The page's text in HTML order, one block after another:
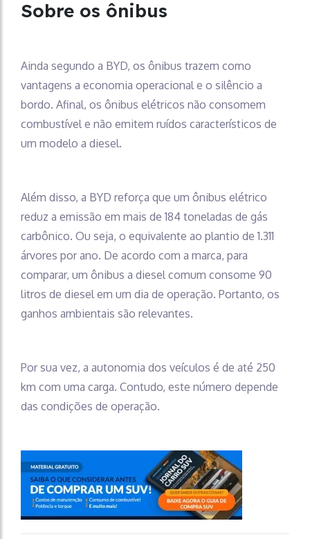
Sobre os ônibus
Ainda segundo a BYD, os ônibus trazem como
vantagens a economia operacional e o silêncio a
bordo. Afinal, os ônibus elétricos não consomem
combustível e não emitem ruídos característicos de
um modelo a diesel.
Além disso, a BYD reforça que um ônibus elétrico
reduz a emissão em mais de 184 toneladas de gás
carbônico. Ou seja, o equivalente ao plantio de 1.311
árvores por ano. De acordo com a marca, para
comparar, um ônibus a diesel comum consome 90
litros de diesel em um dia de operação. Portanto, os
ganhos ambientais são relevantes.
Por sua vez, a autonomia dos veículos é de até 250
km com uma carga. Contudo, este número depende
das condições de operação.